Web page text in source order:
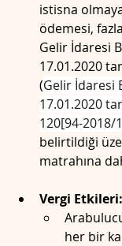
istisna
ödemesi,
Gelir İdaresi
17.01.2020
(Gelir İdaresi
17.01.2020
120[94-2018/
belirtildiği
matrahına
Vergi Etkileri:
her bir